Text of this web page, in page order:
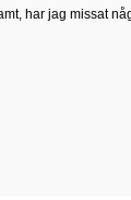
har jag missat